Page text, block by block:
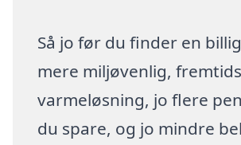
Så jo før du finder en
mere miljøvenlig,
varmeløsning, jo flere
du spare, og jo mindre